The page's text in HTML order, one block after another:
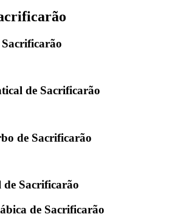
Sacrificarão
de Sacrificarão
de Sacrificarão
de Sacrificarão
de Sacrificarão